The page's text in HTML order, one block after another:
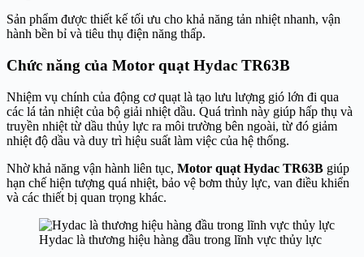
Sản phẩm được thiết kế tối ưu cho khả năng tản nhiệt nhanh, vận
hành bền bỉ và tiêu thụ điện năng thấp.
Chức năng của Motor quạt Hydac TR63B
Nhiệm vụ chính của động cơ quạt là tạo lưu lượng gió lớn đi qua
các lá tản nhiệt của bộ giải nhiệt dầu. Quá trình này giúp hấp thụ và
truyền nhiệt từ dầu thủy lực ra môi trường bên ngoài, từ đó giảm
nhiệt độ dầu và duy trì hiệu suất làm việc của hệ thống.
Nhờ khả năng vận hành liên tục, Motor quạt Hydac TR63B giúp
hạn chế hiện tượng quá nhiệt, bảo vệ bơm thủy lực, van điều khiển
và các thiết bị quan trọng khác.
Hydac là thương hiệu hàng đầu trong lĩnh vực thủy lực